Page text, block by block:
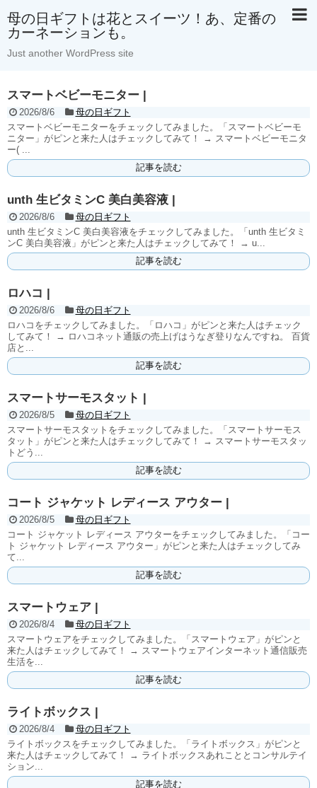
母の日ギフトは花とスイーツ！あ、定番の
カーネーションも。
Just another WordPress site
スマートベビーモニター |
2026/8/6
母の日ギフト
スマートベビーモニターをチェックしてみました。「スマートベビーモ
ニター」がピンと来た人はチェックしてみて！ → スマートベビーモニタ
ー( ...
記事を読む
unth 生ビタミンC 美白美容液 |
2026/8/6
母の日ギフト
unth 生ビタミンC 美白美容液をチェックしてみました。「unth 生ビタミ
ンC 美白美容液」がピンと来た人はチェックしてみて！ → u...
記事を読む
ロハコ |
2026/8/6
母の日ギフト
ロハコをチェックしてみました。「ロハコ」がピンと来た人はチェック
してみて！ → ロハコネット通販の売上げはうなぎ登りなんですね。 百貨
店と...
記事を読む
スマートサーモスタット |
2026/8/5
母の日ギフト
スマートサーモスタットをチェックしてみました。「スマートサーモス
タット」がピンと来た人はチェックしてみて！ → スマートサーモスタッ
トどう...
記事を読む
コート ジャケット レディース アウター |
2026/8/5
母の日ギフト
コート ジャケット レディース アウターをチェックしてみました。「コー
ト ジャケット レディース アウター」がピンと来た人はチェックしてみ
て...
記事を読む
スマートウェア |
2026/8/4
母の日ギフト
スマートウェアをチェックしてみました。「スマートウェア」がピンと
来た人はチェックしてみて！ → スマートウェアインターネット通信販売
生活を...
記事を読む
ライトボックス |
2026/8/4
母の日ギフト
ライトボックスをチェックしてみました。「ライトボックス」がピンと
来た人はチェックしてみて！ → ライトボックスあれこととコンサルテイ
ション...
記事を読む